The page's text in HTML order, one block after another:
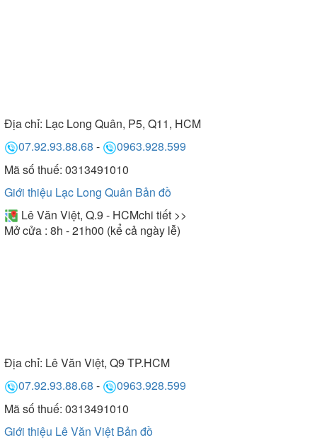
Địa chỉ: Lạc Long Quân, P5, Q11, HCM
07.92.93.88.68 -
0963.928.599
Mã số thuế: 0313491010
Giới thiệu Lạc Long Quân Bản đồ
Lê Văn Việt, Q.9 - HCMchi tiết >>
Mở cửa : 8h - 21h00 (kể cả ngày lễ)
Địa chỉ: Lê Văn Việt, Q9 TP.HCM
07.92.93.88.68 -
0963.928.599
Mã số thuế: 0313491010
Giới thiệu Lê Văn Việt Bản đồ